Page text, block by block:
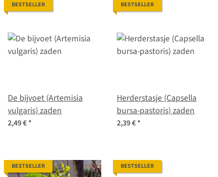
BESTSELLER
De bijvoet (Artemisia
vulgaris) zaden
2,49 €*
BESTSELLER
Herderstasje (Capsella
bursa-pastoris) zaden
2,39 €*
BESTSELLER BESTSELLER